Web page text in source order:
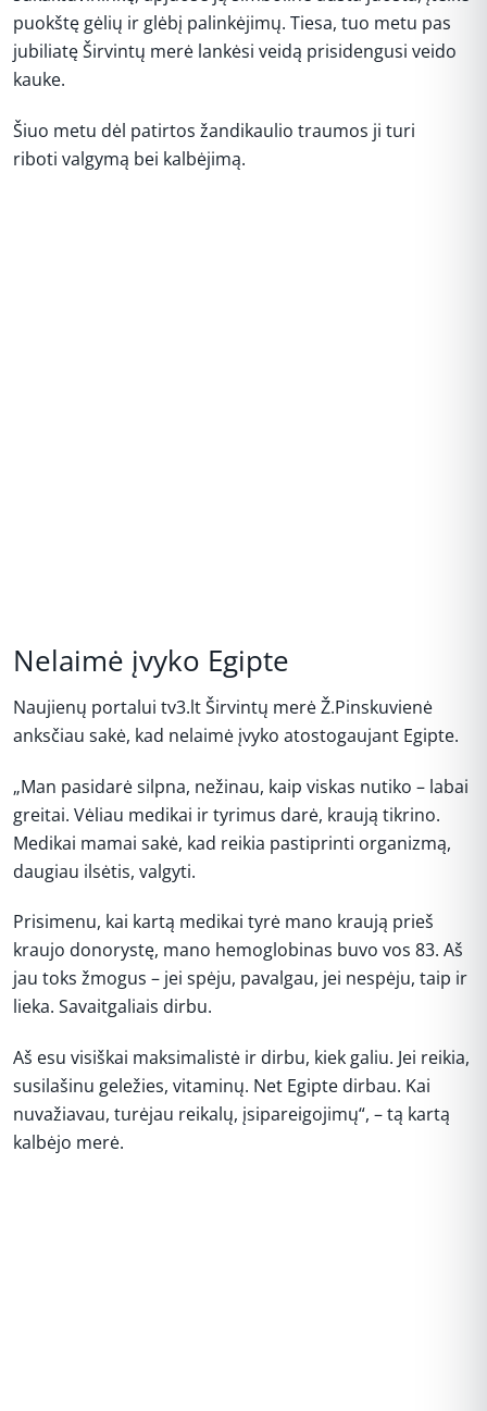
puokštę gėlių ir glėbį palinkėjimų. Tiesa, tuo metu pas
jubiliatę Širvintų merė lankėsi veidą prisidengusi veido
kauke.
Šiuo metu dėl patirtos žandikaulio traumos ji turi
riboti valgymą bei kalbėjimą.
Nelaimė įvyko Egipte
Naujienų portalui tv3.lt Širvintų merė Ž.Pinskuvienė
anksčiau sakė, kad nelaimė įvyko atostogaujant Egipte.
„Man pasidarė silpna, nežinau, kaip viskas nutiko – labai
greitai. Vėliau medikai ir tyrimus darė, kraują tikrino.
Medikai mamai sakė, kad reikia pastiprinti organizmą,
daugiau ilsėtis, valgyti.
Prisimenu, kai kartą medikai tyrė mano kraują prieš
kraujo donorystę, mano hemoglobinas buvo vos 83. Aš
jau toks žmogus – jei spėju, pavalgau, jei nespėju, taip ir
lieka. Savaitgaliais dirbu.
Aš esu visiškai maksimalistė ir dirbu, kiek galiu. Jei reikia,
susilašinu geležies, vitaminų. Net Egipte dirbau. Kai
nuvažiavau, turėjau reikalų, įsipareigojimų“, – tą kartą
kalbėjo merė.